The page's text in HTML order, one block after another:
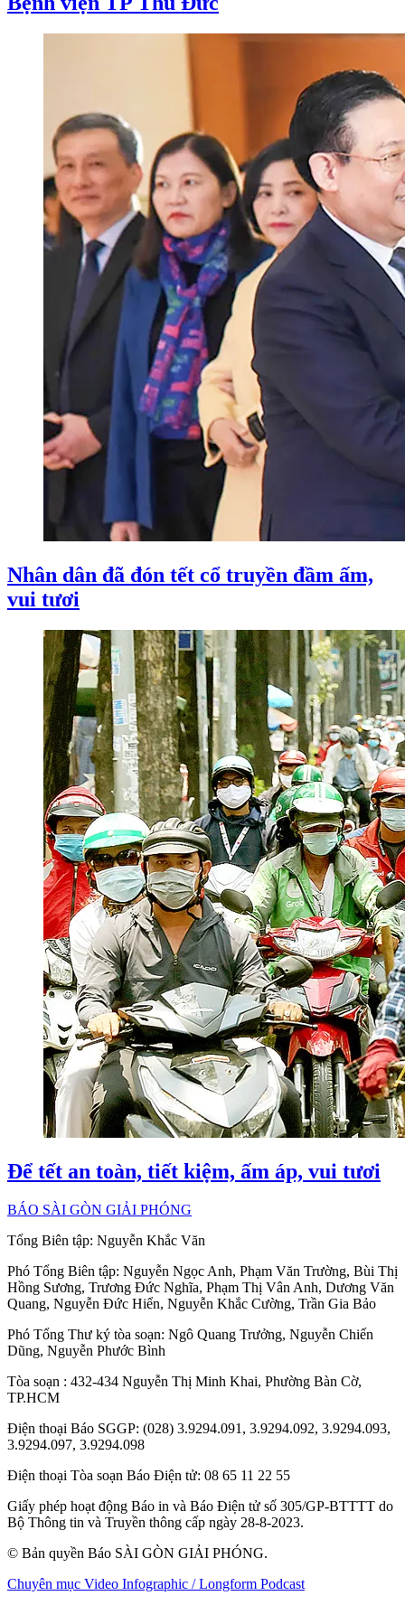
Nhân dân đã đón tết cổ truyền đầm ấm,
vui tươi
Để tết an toàn, tiết kiệm, ấm áp, vui tươi
BÁO SÀI GÒN GIẢI PHÓNG
Tổng Biên tập: Nguyễn Khắc Văn
Phó Tổng Biên tập: Nguyễn Ngọc Anh, Phạm Văn Trường, Bùi Thị
Hồng Sương, Trương Đức Nghĩa, Phạm Thị Vân Anh, Dương Văn
Quang, Nguyễn Đức Hiển, Nguyễn Khắc Cường, Trần Gia Bảo
Phó Tổng Thư ký tòa soạn: Ngô Quang Trưởng, Nguyễn Chiến
Dũng, Nguyễn Phước Bình
Tòa soạn : 432-434 Nguyễn Thị Minh Khai, Phường Bàn Cờ,
TP.HCM
Điện thoại Báo SGGP: (028) 3.9294.091, 3.9294.092, 3.9294.093,
3.9294.097, 3.9294.098
Điện thoại Tòa soạn Báo Điện tử: 08 65 11 22 55
Giấy phép hoạt động Báo in và Báo Điện tử số 305/GP-BTTTT do
Bộ Thông tin và Truyền thông cấp ngày 28-8-2023.
© Bản quyền Báo SÀI GÒN GIẢI PHÓNG.
Chuyên mục Video Infographic / Longform Podcast